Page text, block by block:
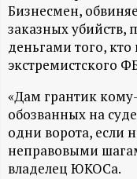
и
н
ф
о
Бизнесмен,
заказных убийств,
деньгами того, кто
экстремистского
«Дам грантик
обозванных на
одни ворота, если
неправовыми
владелец ЮКОСа.